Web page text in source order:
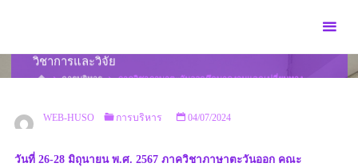
วิชาการและวิจัย
HOMEการบริหาร
ภาควิชาภาษาตะวันออกศึกษาดูงานแลกเปลี่ยนทาง
WEB-HUSO การบริหาร 04/07/2024
วันที่ 26-28 มิถุนายน พ.ศ. 2567 ภาควิชาภาษาตะวันออก คณะ